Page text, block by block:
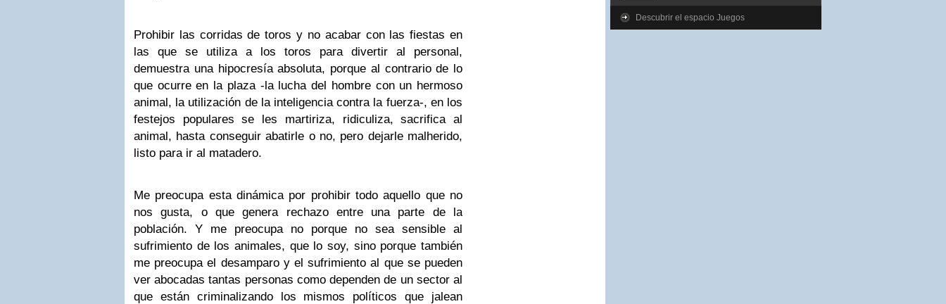
Prohibir las corridas de toros y no acabar con las fiestas en
las que se utiliza a los toros para divertir al personal,
demuestra una hipocresía absoluta, porque al contrario de lo
que ocurre en la plaza -la lucha del hombre con un hermoso
animal, la utilización de la inteligencia contra la fuerza-, en los
festejos populares se les martiriza, ridiculiza, sacrifica al
animal, hasta conseguir abatirle o no, pero dejarle malherido,
listo para ir al matadero.
Me preocupa esta dinámica por prohibir todo aquello que no
nos gusta, o que genera rechazo entre una parte de la
población. Y me preocupa no porque no sea sensible al
sufrimiento de los animales, que lo soy, sino porque también
me preocupa el desamparo y el sufrimiento al que se pueden
ver abocadas tantas personas como dependen de un sector al
que están criminalizando los mismos políticos que jalean
Descubrir el espacio Juegos